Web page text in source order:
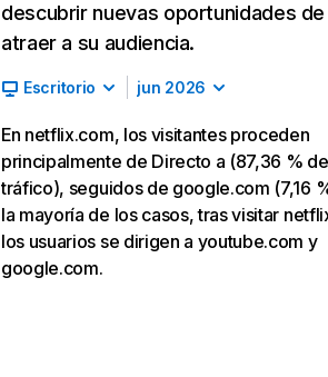
descubrir nuevas oportunidades de
atraer a su audiencia.
Escritorio jun 2026
En netflix.com, los visitantes proceden
principalmente de Directo a (87,36 % de
tráfico), seguidos de google.com (7,16
la mayoría de los casos, tras visitar
los usuarios se dirigen a youtube.com y
google.com.